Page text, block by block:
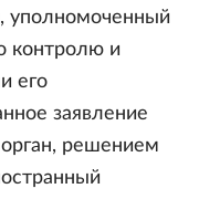
уполномоченный
контролю и
его
заявление
решением